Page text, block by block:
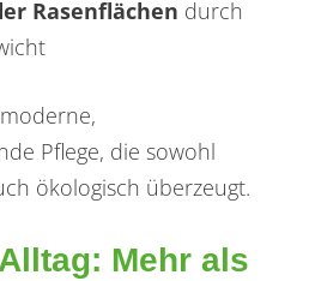
Rasenflächen durch
Pflege, die sowohl
ökologisch überzeugt.
Mehr als